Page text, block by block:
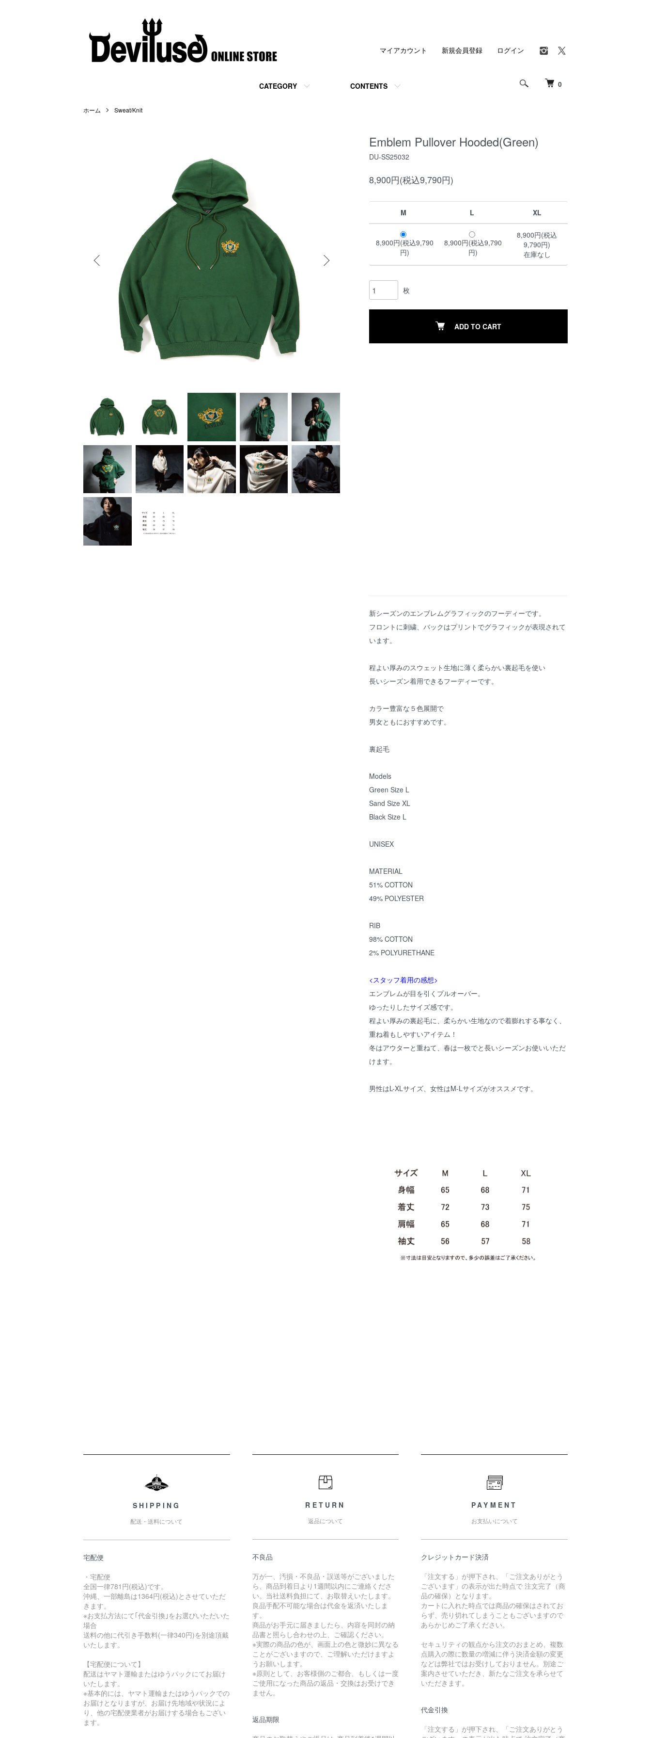
0
CATEGORY CONTENTS
マイアカウント 新規会員登録 ログイン
ホーム Sweat/Knit
Emblem Pullover Hooded(Green)
DU-SS25032
8,900円(税込9,790円)
M L XL
8,900円(税込9,790
円)
8,900円(税込9,790
円)
8,900円(税込
9,790円)
在庫なし
枚
ADD TO CART
新シーズンのエンブレムグラフィックのフーディーです。
フロントに刺繍、バックはプリントでグラフィックが表現されて
います。
程よい厚みのスウェット生地に薄く柔らかい裏起毛を使い
長いシーズン着用できるフーディーです。
カラー豊富な５色展開で
男女ともにおすすめです。
裏起毛
Models
Green Size L
Sand Size XL
Black Size L
UNISEX
MATERIAL
51% COTTON
49% POLYESTER
RIB
98% COTTON
2% POLYURETHANE
<スタッフ着用の感想>
エンブレムが目を引くプルオーバー。
ゆったりしたサイズ感です。
程よい厚みの裏起毛に、柔らかい生地なので着膨れする事なく、
重ね着もしやすいアイテム！
冬はアウターと重ねて、春は一枚でと長いシーズンお使いいただ
けます。
男性はL-XLサイズ、女性はM-Lサイズがオススメです。
SHIPPING
配送・送料について
宅配便
・宅配便
全国一律781円(税込)です。
沖縄、一部離島は1364円(税込)とさせていただ
きます。
※お支払方法にて｢代金引換｣をお選びいただいた
場合
送料の他に代引き手数料(一律340円)を別途頂戴
いたします。
【宅配便について】
配送はヤマト運輸またはゆうパックにてお届け
いたします。
※基本的には、ヤマト運輸またはゆうパックでの
お届けとなりますが、お届け先地域や状況によ
り、他の宅配便業者がお届けする場合もござい
ます。
RETURN
返品について
不良品
万が一、汚損・不良品・誤送等がございました
ら、商品到着日より1週間以内にご連絡くださ
い。当社送料負担にて、お取替えいたします。
良品手配不可能な場合は代金を返済いたしま
す。
商品がお手元に届きましたら、内容を同封の納
品書と照らし合わせの上、ご確認ください。
※実際の商品の色が、画面上の色と微妙に異なる
ことがございますので、ご理解いただけますよ
うお願いします。
※原則として、お客様側のご都合、もしくは一度
ご使用になった商品の返品・交換はお受けでき
ません。
返品期限
PAYMENT
お支払いについて
クレジットカード決済
「注文する」が押下され、「ご注文ありがとう
ございます」の表示が出た時点で 注文完了（商
品の確保）となります。
カートに入れた時点では商品の確保はされてお
らず、売り切れてしまうこともございますので
あらかじめご了承ください。
セキュリティの観点から注文のおまとめ、複数
点購入の際に数量の増減に伴う決済金額の変更
などは弊社ではお受けしておりません。別途ご
案内させていただき、新たなご注文を承らせて
いただきます。
代金引換
「注文する」が押下され、「ご注文ありがとう